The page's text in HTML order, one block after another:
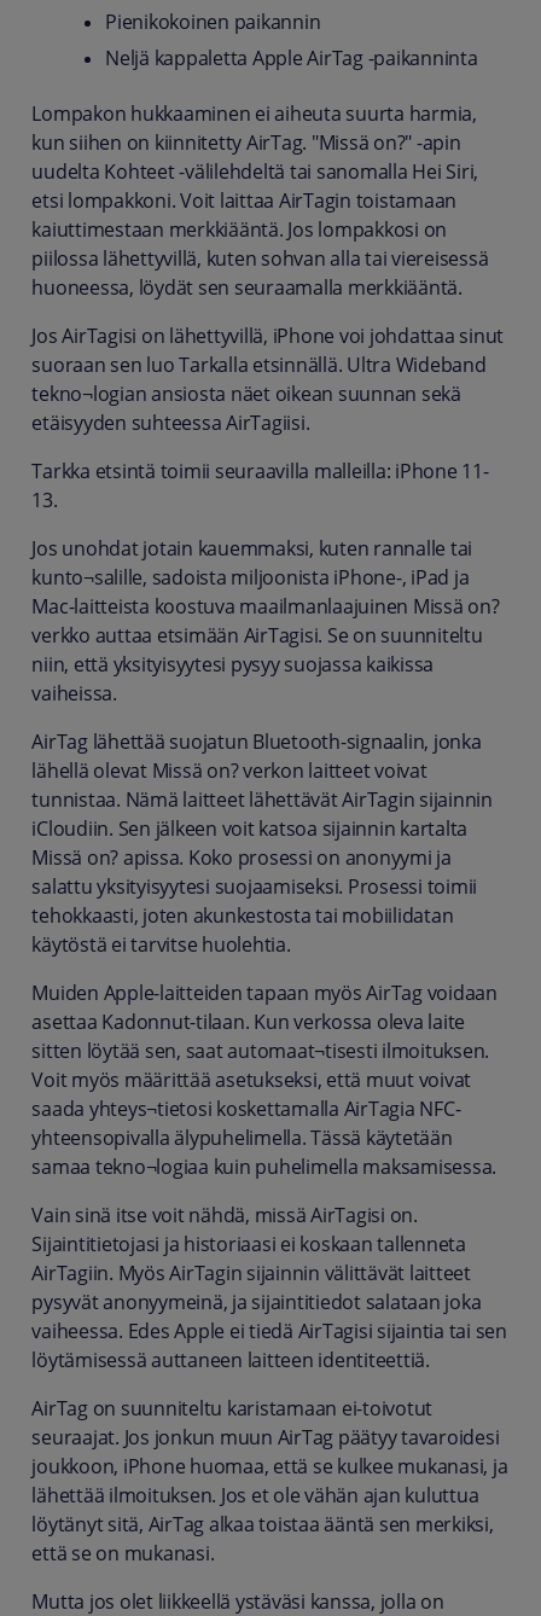
Pienikokoinen paikannin
Neljä kappaletta Apple AirTag -paikanninta
Lompakon hukkaaminen ei aiheuta suurta harmia,
kun siihen on kiinnitetty AirTag. "Missä on?" -apin
uudelta Kohteet -välilehdeltä tai sanomalla Hei Siri,
etsi lompakkoni. Voit laittaa AirTagin toistamaan
kaiuttimestaan merkkiääntä. Jos lompakkosi on
piilossa lähettyvillä, kuten sohvan alla tai viereisessä
huoneessa, löydät sen seuraamalla merkkiääntä.
Jos AirTagisi on lähettyvillä, iPhone voi johdattaa sinut
suoraan sen luo Tarkalla etsinnällä. Ultra Wideband
tekno¬logian ansiosta näet oikean suunnan sekä
etäisyyden suhteessa AirTagiisi.
Tarkka etsintä toimii seuraavilla malleilla: iPhone 11-
13.
Jos unohdat jotain kauemmaksi, kuten rannalle tai
kunto¬salille, sadoista miljoonista iPhone-, iPad ja
Mac-laitteista koostuva maailmanlaajuinen Missä on?
verkko auttaa etsimään AirTagisi. Se on suunniteltu
niin, että yksityisyytesi pysyy suojassa kaikissa
vaiheissa.
AirTag lähettää suojatun Bluetooth-signaalin, jonka
lähellä olevat Missä on? verkon laitteet voivat
tunnistaa. Nämä laitteet lähettävät AirTagin sijainnin
iCloudiin. Sen jälkeen voit katsoa sijainnin kartalta
Missä on? apissa. Koko prosessi on anonyymi ja
salattu yksityisyytesi suojaamiseksi. Prosessi toimii
tehokkaasti, joten akunkestosta tai mobiilidatan
käytöstä ei tarvitse huolehtia.
Muiden Apple-laitteiden tapaan myös AirTag voidaan
asettaa Kadonnut-tilaan. Kun verkossa oleva laite
sitten löytää sen, saat automaat¬tisesti ilmoituksen.
Voit myös määrittää asetukseksi, että muut voivat
saada yhteys¬tietosi koskettamalla AirTagia NFC-
yhteensopivalla älypuhelimella. Tässä käytetään
samaa tekno¬logiaa kuin puhelimella maksamisessa.
Vain sinä itse voit nähdä, missä AirTagisi on.
Sijaintitietojasi ja historiaasi ei koskaan tallenneta
AirTagiin. Myös AirTagin sijainnin välittävät laitteet
pysyvät anonyymeinä, ja sijaintitiedot salataan joka
vaiheessa. Edes Apple ei tiedä AirTagisi sijaintia tai sen
löytämisessä auttaneen laitteen identiteettiä.
AirTag on suunniteltu karistamaan ei-toivotut
seuraajat. Jos jonkun muun AirTag päätyy tavaroidesi
joukkoon, iPhone huomaa, että se kulkee mukanasi, ja
lähettää ilmoituksen. Jos et ole vähän ajan kuluttua
löytänyt sitä, AirTag alkaa toistaa ääntä sen merkiksi,
että se on mukanasi.
Mutta jos olet liikkeellä ystäväsi kanssa, jolla on